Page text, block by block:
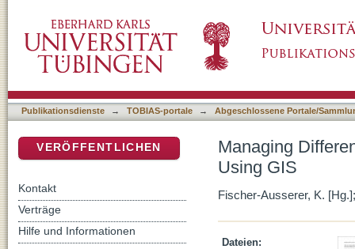
Publikationsdienste → TOBIAS-portale → Abgeschlossene Portale/
Managing
Using GIS
Fischer-Ausserer, K.
Dateien:
VERÖFFENTLICHEN
Kontakt
Verträge
Hilfe und Informationen